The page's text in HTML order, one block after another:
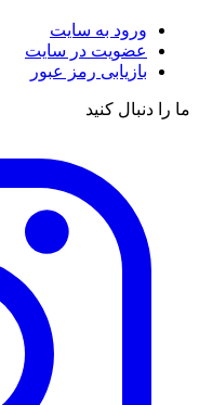
ورود به سایت
عضویت در سایت
بازیابی رمز عبور
ما را دنبال کنید